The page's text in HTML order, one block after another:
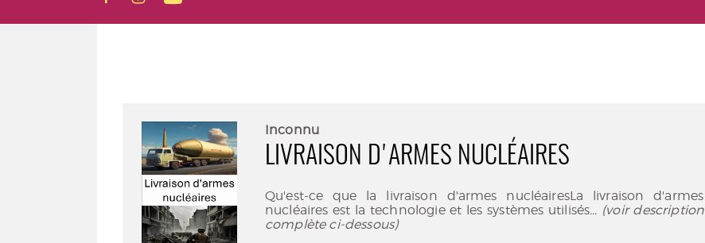
Inconnu
LIVRAISON D'ARMES NUCLÉAIRES
Qu'est-ce que la livraison d'armes nucléairesLa livraison d'armes
nucléaires est la technologie et les systèmes utilisés... (voir description
complète ci-dessous)